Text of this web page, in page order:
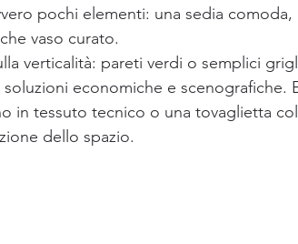
pochi elementi: una sedia comoda,
vaso curato.
verticalità: pareti verdi o semplici
economiche e scenografiche.
in tessuto tecnico o una tovaglietta
dello spazio.